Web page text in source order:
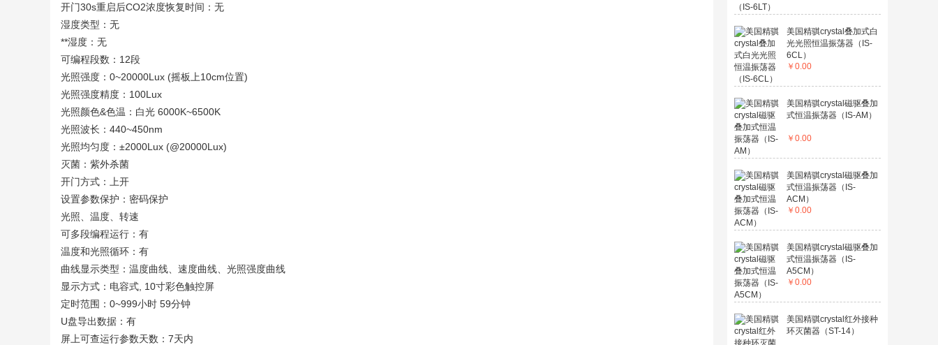
开门30s重启后CO2浓度恢复时间：无
湿度类型：无
**湿度：无
可编程段数：12段
光照强度：0~20000Lux (摇板上10cm位置)
光照强度精度：100Lux
光照颜色&色温：白光 6000K~6500K
光照波长：440~450nm
光照均匀度：±2000Lux (@20000Lux)
灭菌：紫外杀菌
开门方式：上开
设置参数保护：密码保护
光照、温度、转速
可多段编程运行：有
温度和光照循环：有
曲线显示类型：温度曲线、速度曲线、光照强度曲线
显示方式：电容式, 10寸彩色触控屏
定时范围：0~999小时 59分钟
U盘导出数据：有
屏上可查运行参数天数：7天内
美国精骐crystal叠加式白
光光照恒温振荡器（IS-
6CL）
￥ 0.00
美国精骐crystal磁驱叠加
式恒温振荡器（IS-AM）
￥ 0.00
美国精骐crystal磁驱叠加
式恒温振荡器（IS-
ACM）
￥ 0.00
美国精骐crystal磁驱叠加
式恒温振荡器（IS-
A5CM）
￥ 0.00
美国精骐crystal红外接种
环灭菌器（ST-14）